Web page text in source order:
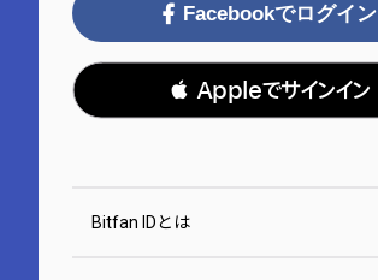
Facebookでログイン
 Appleでサインイン
Bitfan IDとは